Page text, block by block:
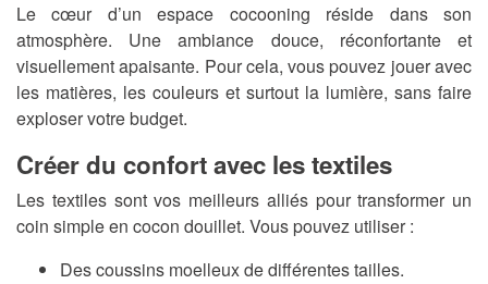
Le cœur d’un espace cocooning réside dans son
atmosphère. Une ambiance douce, réconfortante et
visuellement apaisante. Pour cela, vous pouvez jouer avec
les matières, les couleurs et surtout la lumière, sans faire
exploser votre budget.
Créer du confort avec les textiles
Les textiles sont vos meilleurs alliés pour transformer un
coin simple en cocon douillet. Vous pouvez utiliser :
Des coussins moelleux de différentes tailles.